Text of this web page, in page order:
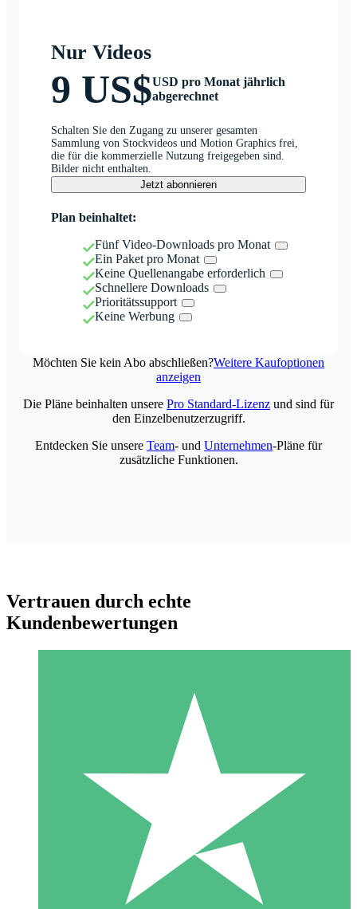
Nur Videos
9 US$USD pro Monat jährlich
abgerechnet
Schalten Sie den Zugang zu unserer gesamten
Sammlung von Stockvideos und Motion Graphics frei,
die für die kommerzielle Nutzung freigegeben sind.
Bilder nicht enthalten.
Jetzt abonnieren
Plan beinhaltet:
Fünf Video-Downloads pro Monat
Ein Paket pro Monat
Keine Quellenangabe erforderlich
Schnellere Downloads
Prioritätssupport
Keine Werbung
Möchten Sie kein Abo abschließen?Weitere Kaufoptionen
anzeigen
Individuelle Credit-Pakete
Zahlen Sie nach Bedarf mit Download-Credits. Keine
monatliche Verpflichtung erforderlich.
10 00
Die Pläne beinhalten unsere Pro Standard-Lizenz und sind für
den Einzelbenutzerzugriff.
Entdecken Sie unsere Team- und Unternehmen-Pläne für
zusätzliche Funktionen.
Vertrauen durch echte
Kundenbewertungen